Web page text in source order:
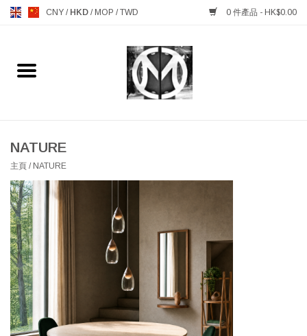
CNY / HKD / MOP /TWD 0 件產品 - HK$0.00
主頁
MANKS ANTIQUES 古董
LIGHTING 燈飾燈具
TABLEWARE 餐具
GIFTS & DECORATIVE 禮品
及雜項
HEALTHY LIVING 健康家居
NATURE
主頁 / NATURE